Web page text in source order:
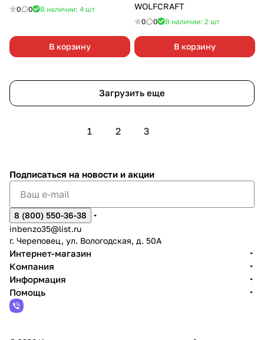
0 0 В наличии: 4 шт
В корзину
WOLFCRAFT
0 0 В наличии: 2 шт
В корзину
Загрузить еще
1 2 3
Подписаться на новости и акции
8 (800) 550-36-38
inbenzo35@list.ru
г. Череповец, ул. Вологодская, д. 50А
Интернет-магазин
Компания
Информация
Помощь